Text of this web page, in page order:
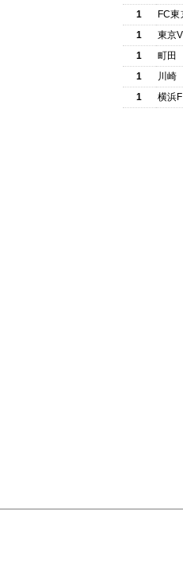
1
FC東
1
東京V
1
町田
1
川崎
1
横浜